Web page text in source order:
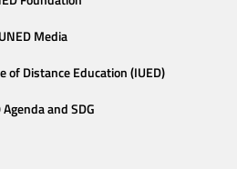
UNED Media
Distance Education (IUED)
and SDG